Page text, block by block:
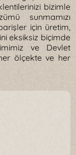
bizimle
sunmamızı
için üretim,
eksiksiz biçimde
ve Devlet
her ölçekte ve her